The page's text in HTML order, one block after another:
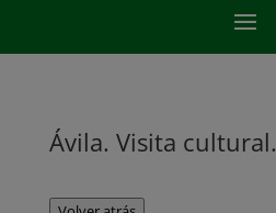
Ávila. Visita cultural.